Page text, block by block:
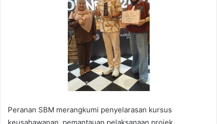
Peranan SBM merangkumi penyelarasan kursus